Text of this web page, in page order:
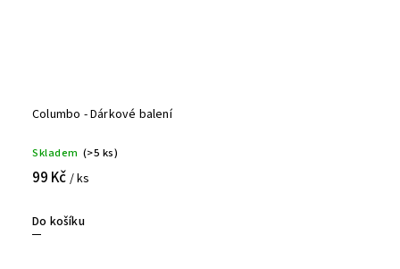
Columbo - Dárkové balení
Skladem (>5 ks)
99 Kč / ks
Do košíku